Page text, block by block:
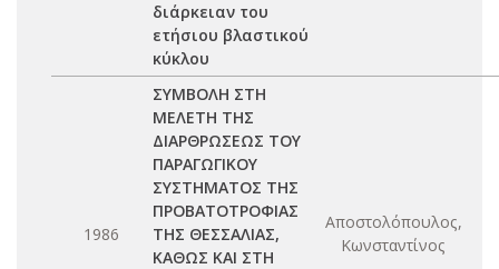
διάρκειαν του
ετήσιου βλαστικού
κύκλου
1986
ΣΥΜΒΟΛΗ ΣΤΗ
ΜΕΛΕΤΗ ΤΗΣ
ΔΙΑΡΘΡΩΣΕΩΣ ΤΟΥ
ΠΑΡΑΓΩΓΙΚΟΥ
ΣΥΣΤΗΜΑΤΟΣ ΤΗΣ
ΠΡΟΒΑΤΟΤΡΟΦΙΑΣ
ΤΗΣ ΘΕΣΣΑΛΙΑΣ,
ΚΑΘΩΣ ΚΑΙ ΣΤΗ
Αποστολόπουλος,
Κωνσταντίνος